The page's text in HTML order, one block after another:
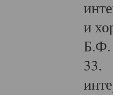
и
Б.Ф.
33.